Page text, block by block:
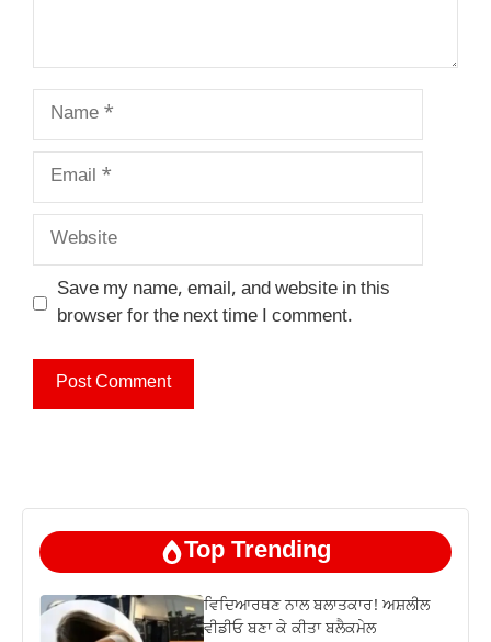
Name
Email
Website
Save my name, email, and website in this
browser for the next time I comment.
Top Trending
ਵਿਦਿਆਰਥਣ ਨਾਲ ਬਲਾਤਕਾਰ! ਅਸ਼ਲੀਲ
ਵੀਡੀਓ ਬਣਾ ਕੇ ਕੀਤਾ ਬਲੈਕਮੇਲ